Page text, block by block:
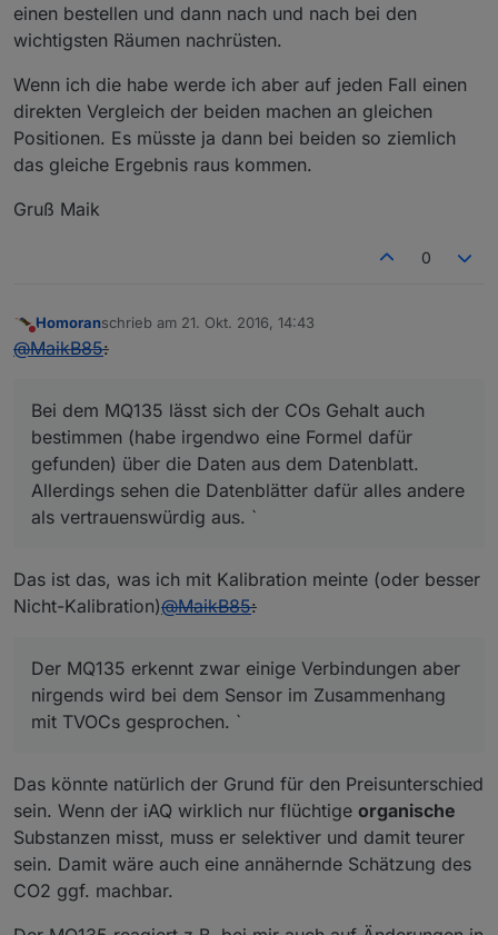
einen bestellen und dann nach und nach bei den
wichtigsten Räumen nachrüsten.
Wenn ich die habe werde ich aber auf jeden Fall einen
direkten Vergleich der beiden machen an gleichen
Positionen. Es müsste ja dann bei beiden so ziemlich
das gleiche Ergebnis raus kommen.
Gruß Maik
0
Nicht stören
Homoranschrieb am 21. Okt. 2016, 14:43
zuletzt editiert von
@MaikB85:
Bei dem MQ135 lässt sich der COs Gehalt auch
bestimmen (habe irgendwo eine Formel dafür
gefunden) über die Daten aus dem Datenblatt.
Allerdings sehen die Datenblätter dafür alles andere
als vertrauenswürdig aus. `
Das ist das, was ich mit Kalibration meinte (oder besser
Nicht-Kalibration)@MaikB85:
Der MQ135 erkennt zwar einige Verbindungen aber
nirgends wird bei dem Sensor im Zusammenhang
mit TVOCs gesprochen. `
Das könnte natürlich der Grund für den Preisunterschied
sein. Wenn der iAQ wirklich nur flüchtige organische
Substanzen misst, muss er selektiver und damit teurer
sein. Damit wäre auch eine annähernde Schätzung des
CO2 ggf. machbar.